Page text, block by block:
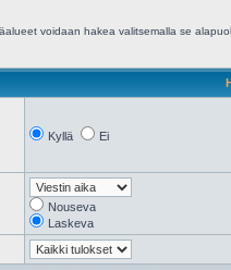
voidaan hakea valitsemalla se
Kyllä Ei
Nouseva
Laskeva